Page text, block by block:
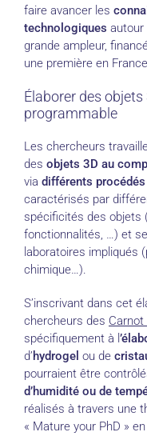
faire avancer les
technologiques autour
grande ampleur,
une première en
Élaborer des
programmable
Les chercheurs
des objets 3D au
via différents procédés
caractérisés par
spécificités des objets
fonctionnalités, …) et
laboratoires impliqués
chimique…).
S’inscrivant dans cet
chercheurs des Carnot
spécifiquement à l
d’hydrogel ou de
pourraient être
d’humidité ou de
réalisés à travers une
« Mature your PhD »